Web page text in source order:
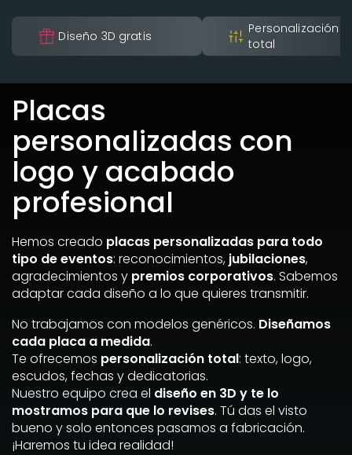
Diseño 3D gratis
Personalización
total
Placas
personalizadas con
logo y acabado
profesional
Hemos creado placas personalizadas para todo
tipo de eventos: reconocimientos, jubilaciones,
agradecimientos y premios corporativos. Sabemos
adaptar cada diseño a lo que quieres transmitir.
No trabajamos con modelos genéricos. Diseñamos
cada placa a medida.
Te ofrecemos personalización total: texto, logo,
escudos, fechas y dedicatorias.
Nuestro equipo crea el diseño en 3D y te lo
mostramos para que lo revises. Tú das el visto
bueno y solo entonces pasamos a fabricación.
¡Haremos tu idea realidad!